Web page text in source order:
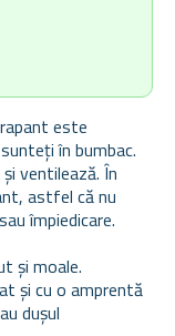
este
în bumbac.
ventilează. În
astfel că nu
împiedicare.
și moale.
și cu o amprentă
dușul